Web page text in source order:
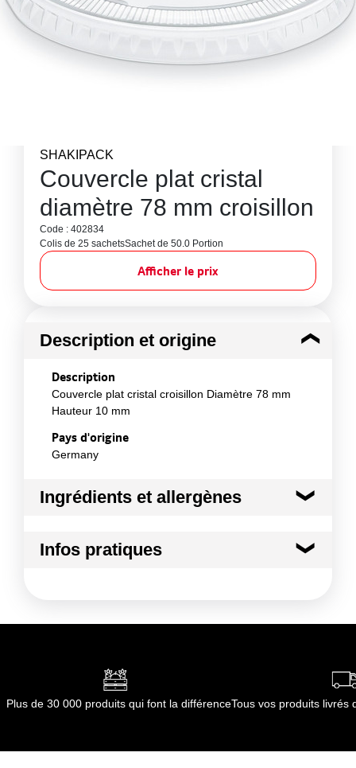
SHAKIPACK
Couvercle plat cristal
diamètre 78 mm croisillon
Code : 402834
Colis de 25 sachetsSachet de 50.0 Portion
Afficher le prix
Description et origine
Description
Couvercle plat cristal croisillon Diamètre 78 mm
Hauteur 10 mm
Pays d'origine
Germany
Ingrédients et allergènes
Matériau(x) : PET 100% recyclable
Infos pratiques
quelconque source de chaleur.
par le(s) fournisseur(s) de Transgourmet
Opérations
Plus de 30 000 produits qui font la différenceTous vos produits livrés